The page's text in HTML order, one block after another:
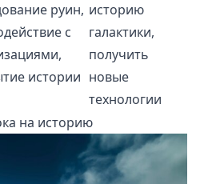
руин,
с
истории
историю
галактики,
получить
новые
технологии
на историю